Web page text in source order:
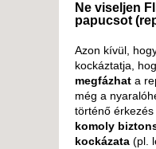
Ne viseljen
papucsot
Azon kívül,
kockáztatja,
megfázhat a
még a
történő érkezés
komoly
kockázata (pl.